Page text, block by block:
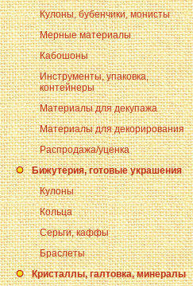
Кулоны, бубенчики, монисты
Мерные материалы
Кабошоны
Инструменты, упаковка,
контейнеры
Материалы для декупажа
Материалы для декорирования
Распродажа/уценка
Бижутерия, готовые украшения
Кулоны
Кольца
Серьги, каффы
Браслеты
Кристаллы, галтовка, минералы